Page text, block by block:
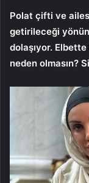
Polat çifti ve
getirileceği
dolaşıyor.
neden olmasın?